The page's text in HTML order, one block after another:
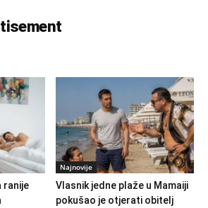
ranije
Najnovije
Vlasnik jedne plaže u Mamaiji
pokušao je otjerati obitelj